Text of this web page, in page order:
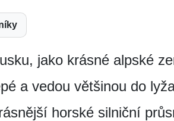
jako krásné alpské
a vedou většinou do
horské silniční